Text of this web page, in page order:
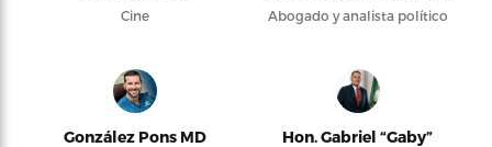
Cine Abogado y analista político
González Pons MD
Hon. Gabriel “Gaby”